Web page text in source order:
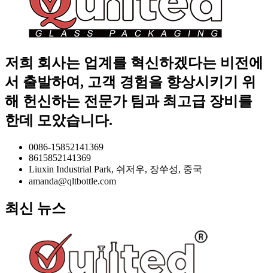
저희 회사는 업계를 혁신하겠다는 비전에
서 출발하여, 고객 경험을 향상시키기 위
해 헌신하는 전문가 팀과 최고급 장비를
한데 모았습니다.
0086-15852141369
8615852141369
Liuxin Industrial Park, 쉬저우, 장쑤성, 중국
amanda@qltbottle.com
최신 뉴스